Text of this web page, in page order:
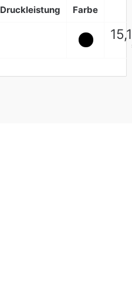
Druckleistung Farbe